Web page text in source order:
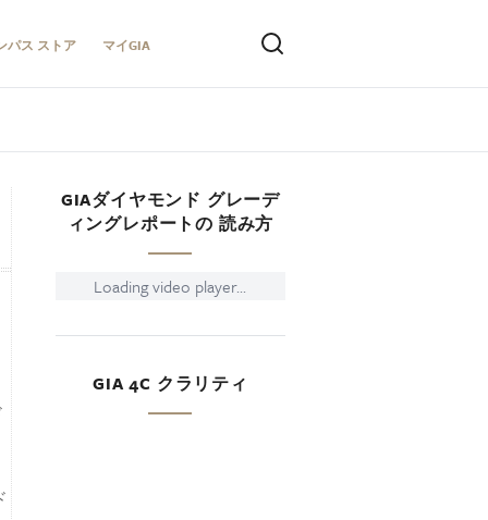
パス ストア マイGIA
GIAダイヤモンド グレーデ
ィングレポートの 読み方
Loading video player...
GIA 4C クラリティ